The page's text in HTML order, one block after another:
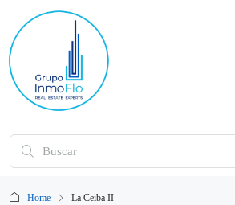
Home La Ceiba II